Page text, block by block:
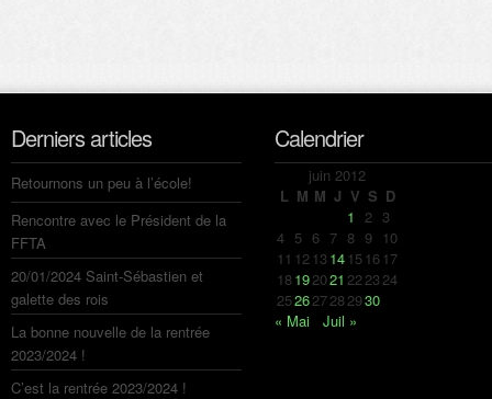
Derniers articles
Retournons un peu à l’école!
Rencontre avec le Président de la
FFTA
20/01/2024 Saint-Sébastien et
galette des rois
La bonne nouvelle de la rentrée
2023/2024 !
C’est la rentrée 2023/2024 !
Calendrier
juin 2012
L M M J V S D
1 2 3
4 5 6 7 8 9 10
11 12 13 14 15 16 17
18192021 222324
252627282930
« Mai
Juil »